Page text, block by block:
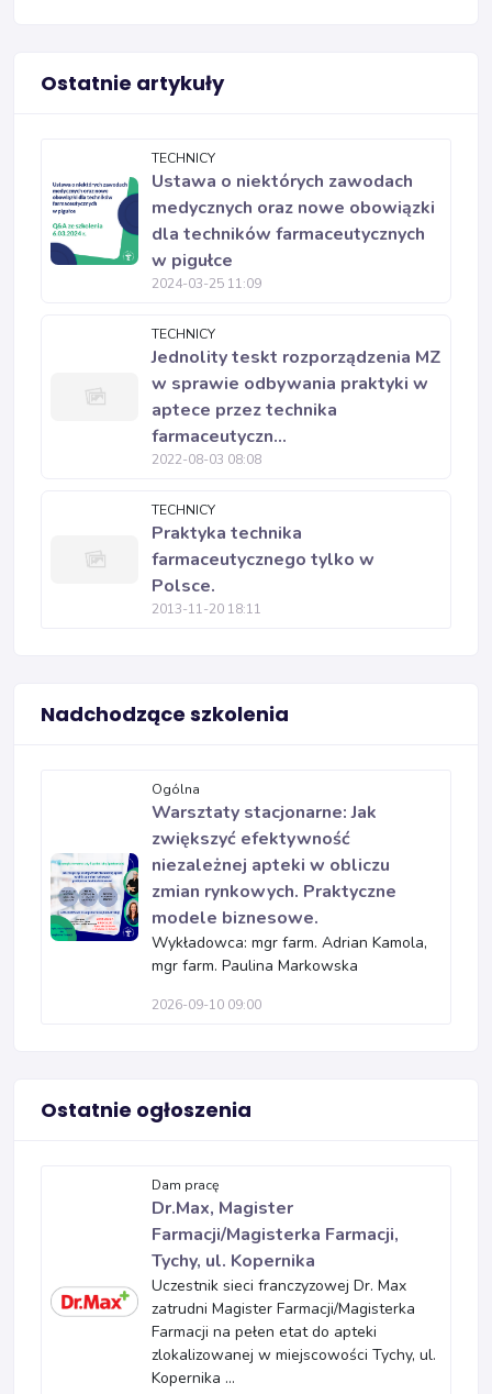
Ostatnie artykuły
TECHNICY
Ustawa o niektórych zawodach
medycznych oraz nowe obowiązki
dla techników farmaceutycznych
w pigułce
2024-03-25 11:09
TECHNICY
Jednolity teskt rozporządzenia MZ
w sprawie odbywania praktyki w
aptece przez technika
farmaceutyczn...
2022-08-03 08:08
TECHNICY
Praktyka technika
farmaceutycznego tylko w
Polsce.
2013-11-20 18:11
Nadchodzące szkolenia
Ogólna
Warsztaty stacjonarne: Jak
zwiększyć efektywność
niezależnej apteki w obliczu
zmian rynkowych. Praktyczne
modele biznesowe.
Wykładowca: mgr farm. Adrian Kamola,
mgr farm. Paulina Markowska
2026-09-10 09:00
Ostatnie ogłoszenia
Dam pracę
Dr.Max, Magister
Farmacji/Magisterka Farmacji,
Tychy, ul. Kopernika
Uczestnik sieci franczyzowej Dr. Max
zatrudni Magister Farmacji/Magisterka
Farmacji na pełen etat do apteki
zlokalizowanej w miejscowości Tychy, ul.
Kopernika ...